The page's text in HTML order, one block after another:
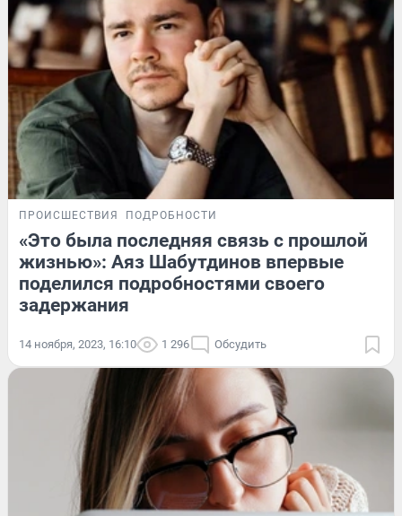
ПРОИСШЕСТВИЯ ПОДРОБНОСТИ
«Это была последняя связь с прошлой
жизнью»: Аяз Шабутдинов впервые
поделился подробностями своего
задержания
14 ноября, 2023, 16:10 1 296 Обсудить